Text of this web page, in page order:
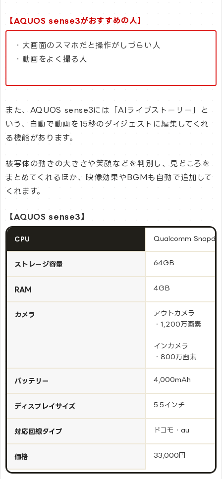
【AQUOS sense3がおすすめの人】
・大画面のスマホだと操作がしづらい人
・動画をよく撮る人
また、AQUOS sense3には「AIライブストーリー」と
いう、自動で動画を15秒のダイジェストに編集してくれ
る機能があります。
被写体の動きの大きさや笑顔などを判別し、見どころを
まとめてくれるほか、映像効果やBGMも自動で追加して
くれます。
【AQUOS sense3】
CPU Qualcomm
ストレージ容量 64GB
RAM 4GB
カメラ
アウトカメラ
・1,200万画素
インカメラ
・800万画素
バッテリー 4,000mAh
ディスプレイサイズ 5.5インチ
対応回線タイプ ドコモ・au
価格 33,000円